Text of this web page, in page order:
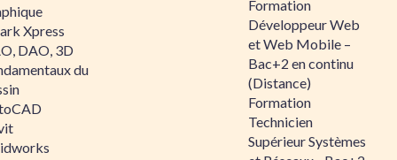
Xpress
DAO, 3D
du
Formation
Développeur Web
et Web Mobile –
Bac+2 en continu
(Distance)
Formation
Technicien
Supérieur Systèmes